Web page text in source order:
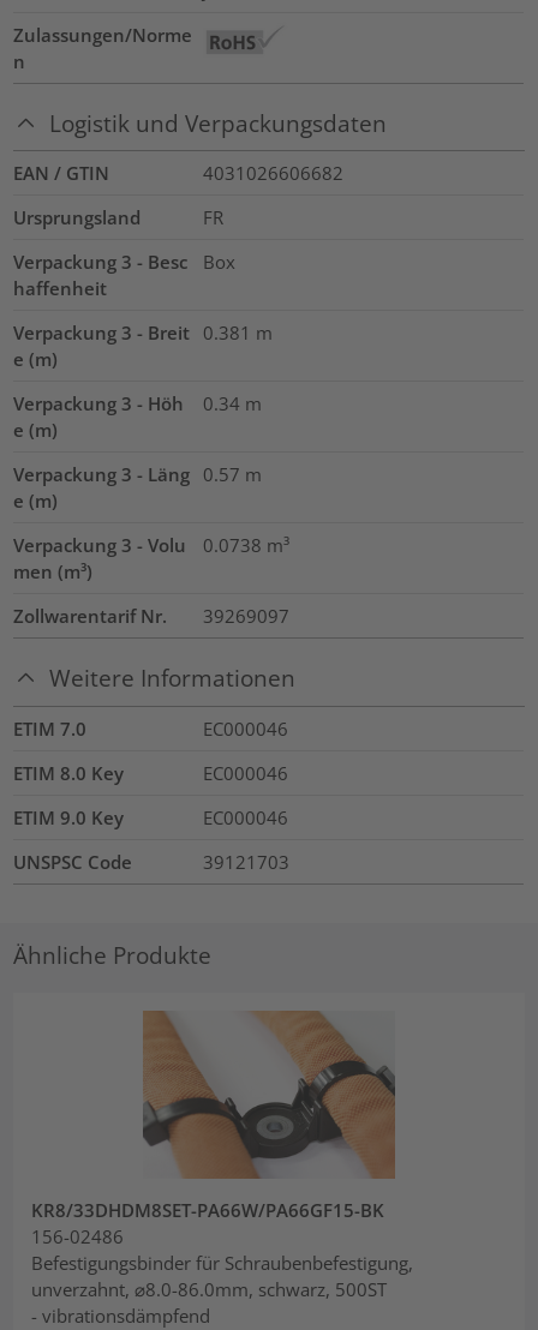
Zulassungen/Norme
n
Logistik und Verpackungsdaten
EAN / GTIN
4031026606682
Ursprungsland
FR
Verpackung 3 - Besc
haffenheit
Box
Verpackung 3 - Breit
e (m)
0.381 m
Verpackung 3 - Höh
e (m)
0.34 m
Verpackung 3 - Läng
e (m)
0.57 m
Verpackung 3 - Volu
men (m³)
0.0738 m³
Zollwarentarif Nr. 39269097
Weitere Informationen
ETIM 7.0
EC000046
ETIM 8.0 Key
EC000046
ETIM 9.0 Key
EC000046
UNSPSC Code
39121703
Ähnliche Produkte
KR8/33DHDM8SET-PA66W/PA66GF15-BK
156-02486
Befestigungsbinder für Schraubenbefestigung,
unverzahnt, ⌀8.0-86.0mm, schwarz, 500ST
- vibrationsdämpfend